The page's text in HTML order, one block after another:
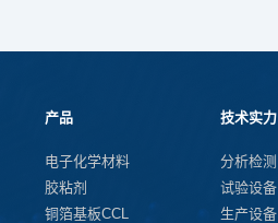
产品
电子化学材料
胶粘剂
铜箔基板CCL
技术实力
分析检测
试验设备
生产设备